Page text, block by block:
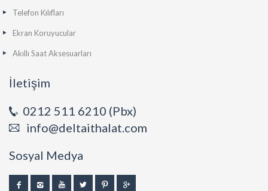
Telefon Kılıfları
Ekran Koruyucular
Akıllı Saat Aksesuarları
İletişim
0212 511 6210 (Pbx)
info@deltaithalat.com
Sosyal Medya